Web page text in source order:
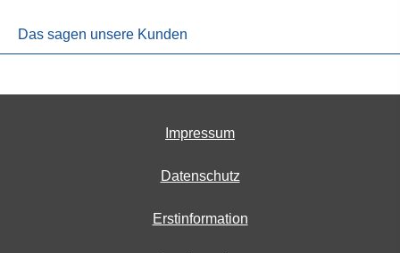
Das sagen unsere Kunden
Impressum
Datenschutz
Erstinformation